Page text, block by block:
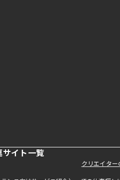
サイト一覧
クリエイタ